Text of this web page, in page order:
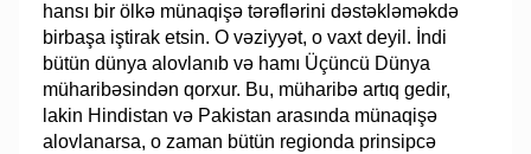
hansı bir ölkə münaqişə tərəflərini dəstəkləməkdə
birbaşa iştirak etsin. O vəziyyət, o vaxt deyil. İndi
bütün dünya alovlanıb və hamı Üçüncü Dünya
müharibəsindən qorxur. Bu, müharibə artıq gedir,
lakin Hindistan və Pakistan arasında münaqişə
alovlanarsa, o zaman bütün regionda prinsipcə